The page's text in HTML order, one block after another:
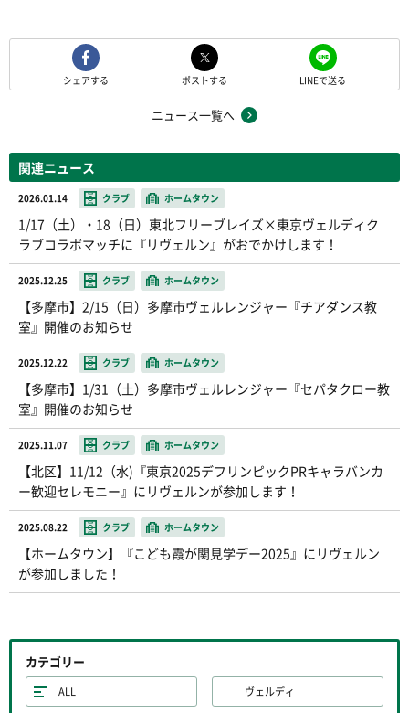
シェアする ポストする LINEで送る
ニュース一覧へ
関連ニュース
2026.01.14 クラブ ホームタウン
1/17（土）・18（日）東北フリーブレイズ×東京ヴェルディク
ラブコラボマッチに『リヴェルン』がおでかけします！
2025.12.25 クラブ ホームタウン
【多摩市】2/15（日）多摩市ヴェルレンジャー『チアダンス教
室』開催のお知らせ
2025.12.22 クラブ ホームタウン
【多摩市】1/31（土）多摩市ヴェルレンジャー『セパタクロー教
室』開催のお知らせ
2025.11.07 クラブ ホームタウン
【北区】11/12（水)『東京2025デフリンピックPRキャラバンカ
ー歓迎セレモニー』にリヴェルンが参加します！
2025.08.22 クラブ ホームタウン
【ホームタウン】『こども霞が関見学デー2025』にリヴェルン
が参加しました！
カテゴリー
ALL ヴェルディ